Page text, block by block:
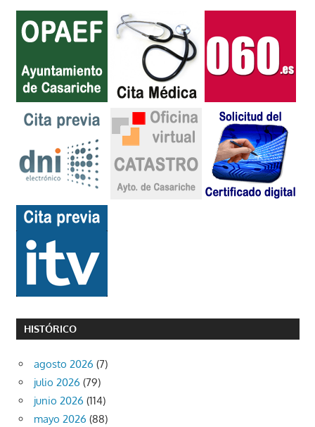
HISTÓRICO
agosto 2026 (7)
julio 2026 (79)
junio 2026 (114)
mayo 2026 (88)